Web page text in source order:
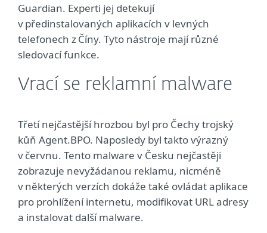
Guardian. Experti jej detekují
v předinstalovaných aplikacích v levných
telefonech z Číny. Tyto nástroje mají různé
sledovací funkce.
Vrací se reklamní malware
Třetí nejčastější hrozbou byl pro Čechy trojský
kůň Agent.BPO. Naposledy byl takto výrazný
v červnu. Tento malware v Česku nejčastěji
zobrazuje nevyžádanou reklamu, nicméně
v některých verzích dokáže také ovládat aplikace
pro prohlížení internetu, modifikovat URL adresy
a instalovat další malware.